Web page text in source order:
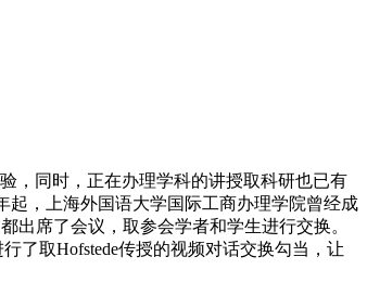
，同时，正在办理学科的讲授取科研也已有
起，上海外国语大学国际工商办理学院曾经成
出席了会议，取参会学者和学生进行交换。
了取Hofstede传授的视频对话交换勾当，让